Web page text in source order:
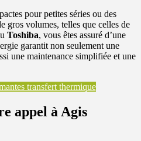
pour petites séries ou des
gros volumes, telles que celles de
Toshiba, vous êtes assuré d’une
garantit non seulement une
une maintenance simplifiée et une
transfert thermique
appel à Agis